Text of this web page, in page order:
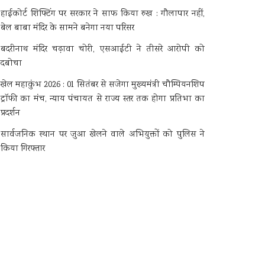
हाईकोर्ट शिफ्टिंग पर सरकार ने साफ किया रुख : गौलापार नहीं,
बेल बाबा मंदिर के सामने बनेगा नया परिसर
बदरीनाथ मंदिर चढ़ावा चोरी, एसआईटी ने तीसरे आरोपी को
दबोचा
खेल महाकुंभ 2026 : 01 सितंबर से सजेगा मुख्यमंत्री चौम्पियनशिप
ट्रॉफी का मंच, न्याय पंचायत से राज्य स्तर तक होगा प्रतिभा का
प्रदर्शन
सार्वजनिक स्थान पर जुआ खेलने वाले अभियुक्तों को पुलिस ने
किया गिरफ्तार